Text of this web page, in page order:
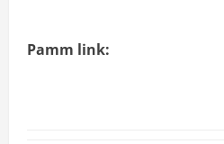
Pamm link: